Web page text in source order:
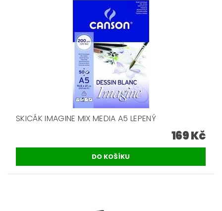
SKICÁK IMAGINE MIX MEDIA A5 LEPENÝ
169 Kč